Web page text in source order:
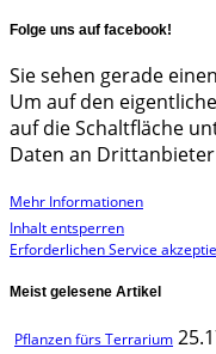
Folge uns auf facebook!
Sie sehen gerade
Um auf den
auf die Schaltfläche
Daten an
Mehr Informationen
Inhalt entsperren
Erforderlichen Service
Meist gelesene Artikel
Pflanzen fürs Terrarium